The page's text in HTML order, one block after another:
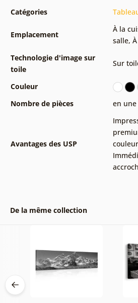
Catégories
Emplacement
À la
salle,
Technologie d'image sur
toile
Sur
Couleur
Nombre de pièces
en
Avantages des USP
De la même collection